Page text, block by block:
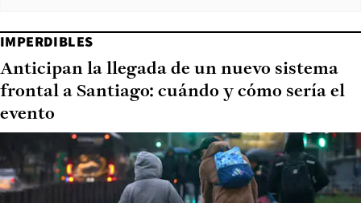
IMPERDIBLES
Anticipan la llegada de un nuevo sistema
frontal a Santiago: cuándo y cómo sería el
evento